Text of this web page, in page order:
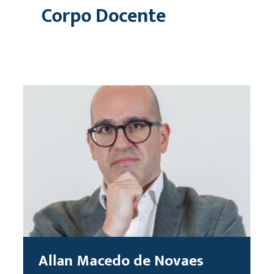
Corpo Docente
Allan Macedo de Novaes